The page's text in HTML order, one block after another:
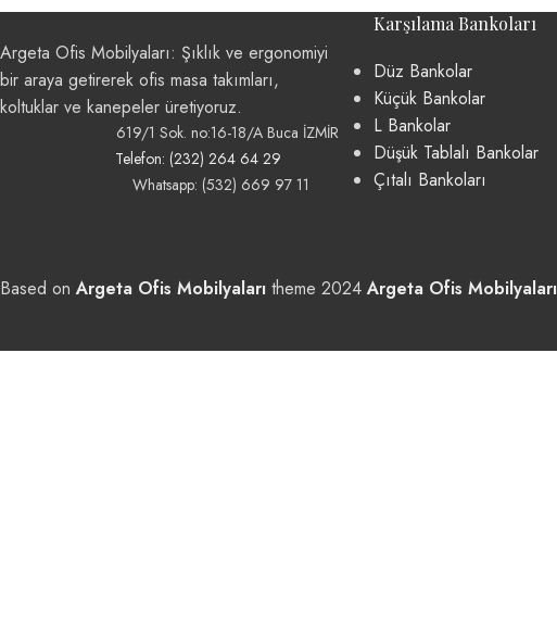
Argeta Ofis Mobilyaları: Şıklık ve ergonomiyi
bir araya getirerek ofis masa takımları,
koltuklar ve kanepeler üretiyoruz.
619/1 Sok. no:16-18/A Buca İZMİR
Telefon: (232) 264 64 29
Whatsapp: (532) 669 97 11
Karşılama Bankoları
Düz Bankolar
Küçük Bankolar
L Bankolar
Düşük Tablalı Bankolar
Çıtalı Bankoları
Based onArgeta Ofis Mobilyaları theme 2024Argeta Ofis Mobilyaları